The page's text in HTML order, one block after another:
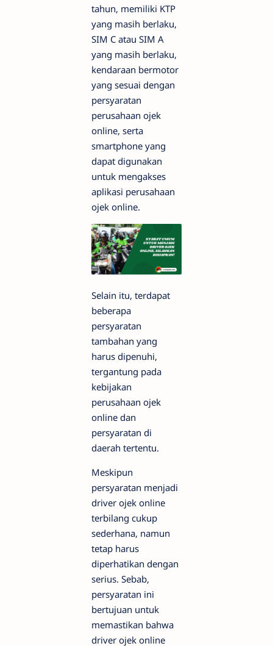
tahun, memiliki KTP
yang masih berlaku,
SIM C atau SIM A
yang masih berlaku,
kendaraan bermotor
yang sesuai dengan
persyaratan
perusahaan ojek
online, serta
smartphone yang
dapat digunakan
untuk mengakses
aplikasi perusahaan
ojek online.
Selain itu, terdapat
beberapa
persyaratan
tambahan yang
harus dipenuhi,
tergantung pada
kebijakan
perusahaan ojek
online dan
persyaratan di
daerah tertentu.
Meskipun
persyaratan menjadi
driver ojek online
terbilang cukup
sederhana, namun
tetap harus
diperhatikan dengan
serius. Sebab,
persyaratan ini
bertujuan untuk
memastikan bahwa
driver ojek online